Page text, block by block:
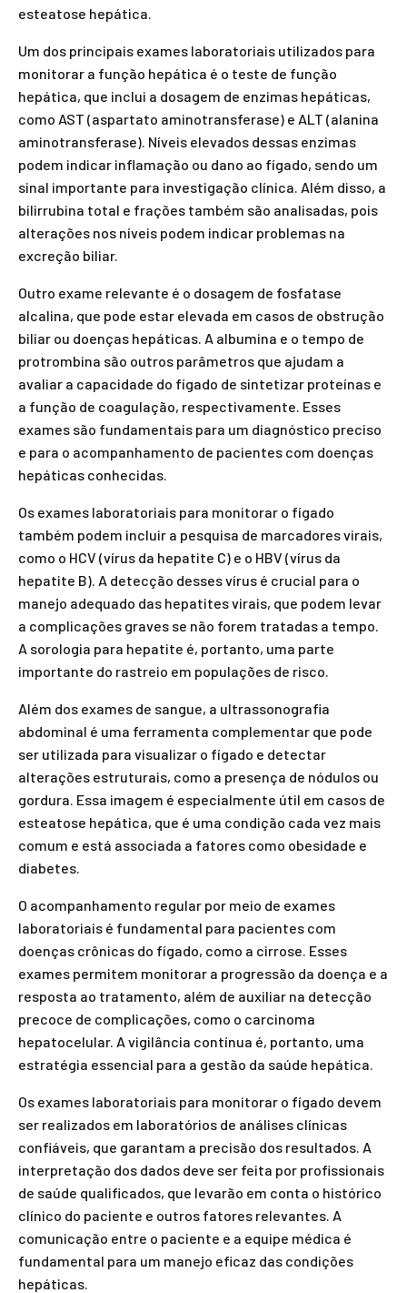
esteatose hepática.
Um dos principais exames laboratoriais utilizados para
monitorar a função hepática é o teste de função
hepática, que inclui a dosagem de enzimas hepáticas,
como AST (aspartato aminotransferase) e ALT (alanina
aminotransferase). Níveis elevados dessas enzimas
podem indicar inflamação ou dano ao fígado, sendo um
sinal importante para investigação clínica. Além disso, a
bilirrubina total e frações também são analisadas, pois
alterações nos níveis podem indicar problemas na
excreção biliar.
Outro exame relevante é o dosagem de fosfatase
alcalina, que pode estar elevada em casos de obstrução
biliar ou doenças hepáticas. A albumina e o tempo de
protrombina são outros parâmetros que ajudam a
avaliar a capacidade do fígado de sintetizar proteínas e
a função de coagulação, respectivamente. Esses
exames são fundamentais para um diagnóstico preciso
e para o acompanhamento de pacientes com doenças
hepáticas conhecidas.
Os exames laboratoriais para monitorar o fígado
também podem incluir a pesquisa de marcadores virais,
como o HCV (vírus da hepatite C) e o HBV (vírus da
hepatite B). A detecção desses vírus é crucial para o
manejo adequado das hepatites virais, que podem levar
a complicações graves se não forem tratadas a tempo.
A sorologia para hepatite é, portanto, uma parte
importante do rastreio em populações de risco.
Além dos exames de sangue, a ultrassonografia
abdominal é uma ferramenta complementar que pode
ser utilizada para visualizar o fígado e detectar
alterações estruturais, como a presença de nódulos ou
gordura. Essa imagem é especialmente útil em casos de
esteatose hepática, que é uma condição cada vez mais
comum e está associada a fatores como obesidade e
diabetes.
O acompanhamento regular por meio de exames
laboratoriais é fundamental para pacientes com
doenças crônicas do fígado, como a cirrose. Esses
exames permitem monitorar a progressão da doença e a
resposta ao tratamento, além de auxiliar na detecção
precoce de complicações, como o carcinoma
hepatocelular. A vigilância contínua é, portanto, uma
estratégia essencial para a gestão da saúde hepática.
Os exames laboratoriais para monitorar o fígado devem
ser realizados em laboratórios de análises clínicas
confiáveis, que garantam a precisão dos resultados. A
interpretação dos dados deve ser feita por profissionais
de saúde qualificados, que levarão em conta o histórico
clínico do paciente e outros fatores relevantes. A
comunicação entre o paciente e a equipe médica é
fundamental para um manejo eficaz das condições
hepáticas.